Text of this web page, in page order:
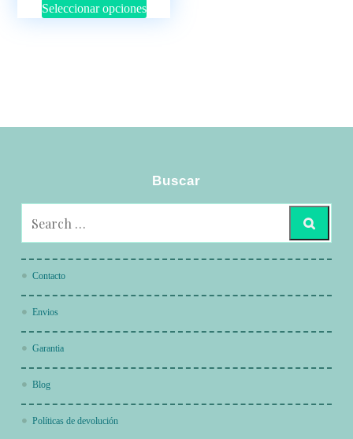
Seleccionar opciones
Buscar
Contacto
Envios
Garantia
Blog
Políticas de devolución